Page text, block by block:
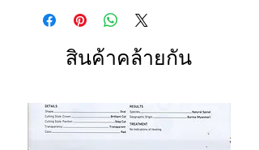
สินค้าคล้ายกัน